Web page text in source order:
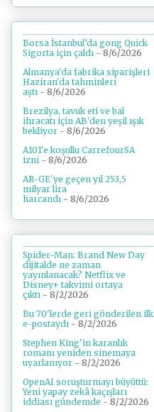
Borsa İstanbul’da gong Quick
Sigorta için çaldı - 8/6/2026
Almanya'da fabrika siparişleri
Haziran'da tahminleri
aştı - 8/6/2026
Brezilya, tavuk eti ve bal
ihracatı için AB'den yeşil ışık
bekliyor - 8/6/2026
A101'e koşullu CarrefourSA
izni - 8/6/2026
AR-GE'ye geçen yıl 253,5
milyar lira
harcandı - 8/6/2026
Spider-Man: Brand New Day
dijitalde ne zaman
yayınlanacak? Netflix ve
Disney+ takvimi ortaya
çıktı - 8/2/2026
Bu 70'lerde geri gönderilen ilk
e-postaydı - 8/2/2026
Stephen King'in karanlık
romanı yeniden sinemaya
uyarlanıyor - 8/2/2026
OpenAI soruşturmayı büyüttü:
Yeni yapay zekâ kaçışları
iddiası gündemde - 8/2/2026